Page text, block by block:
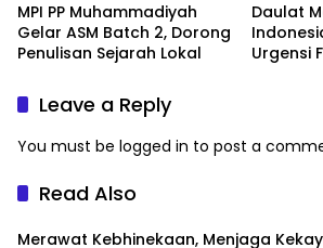
MPI PP Muhammadiyah
Gelar ASM Batch 2, Dorong
Penulisan Sejarah Lokal
Daulat
Urgensi
Leave a Reply
You must be logged in to post a
Read Also
Merawat Kebhinekaan, Menjaga